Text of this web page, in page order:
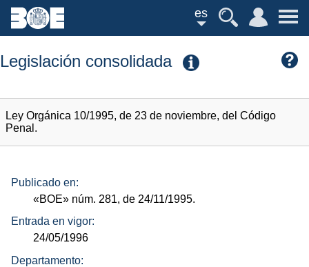
es
Legislación consolidada
Ley Orgánica 10/1995, de 23 de noviembre, del Código
Penal.
Publicado en:
«BOE» núm. 281, de 24/11/1995.
Entrada en vigor:
24/05/1996
Departamento: